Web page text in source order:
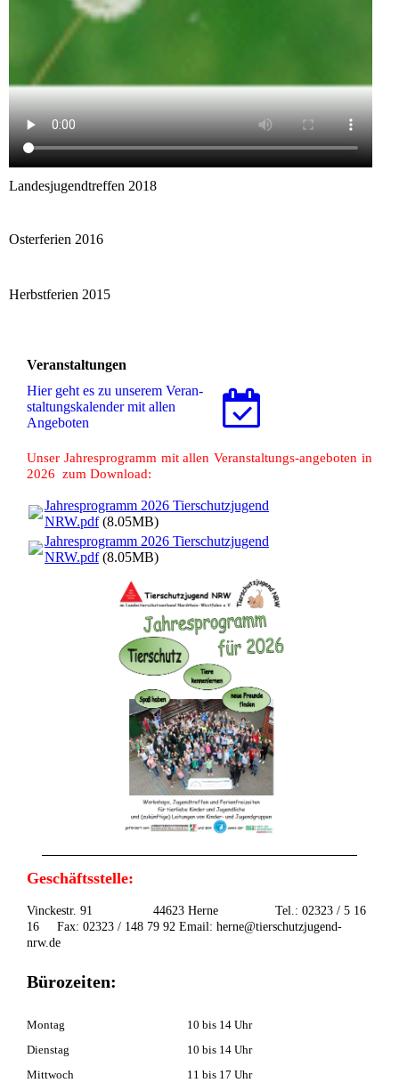
Landesjugendtreffen 2018
Osterferien 2016
Herbstferien 2015
Veranstaltungen
Hier geht es zu unserem Ver­an­
stal­tungs­ka­len­der mit allen
Angeboten
Unser Jahresprogramm mit allen Veranstaltungs-angeboten in
2026 zum Download:
Jahresprogramm 2026 Tierschutzjugend
NRW.pdf(8.05MB)
Jahresprogramm 2026 Tierschutzjugend
NRW.pdf(8.05MB)
Geschäftsstelle:
Vinckestr. 91 44623 Herne Tel.: 02323 / 5 16
16 Fax: 02323 / 148 79 92 Email: herne@tierschutzjugend-
nrw.de
Bürozeiten:
Montag
10 bis 14 Uhr
Dienstag
10 bis 14 Uhr
Mittwoch
11 bis 17 Uhr